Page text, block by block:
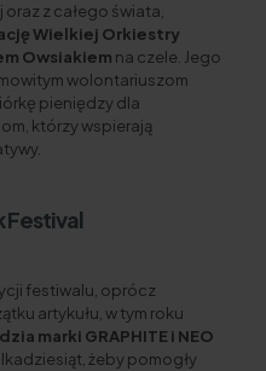
z całego świata,
Wielkiej Orkiestry
Owsiakiem na czele. Jego
wolontariuszom
pieniędzy dla
którzy wspierają
Festival
festiwalu, oprócz
artykułu, w tym roku
marki GRAPHITE i NEO
żeby pomogły